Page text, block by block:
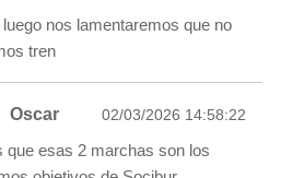
luego nos lamentaremos que no
tren
Oscar 02/03/2026 14:58:22
que esas 2 marchas son los